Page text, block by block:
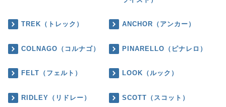
TREK（トレック） ANCHOR（アンカー）
COLNAGO（コルナゴ） PINARELLO（ピナレロ）
FELT（フェルト） LOOK（ルック）
RIDLEY（リドレー） SCOTT（スコット）